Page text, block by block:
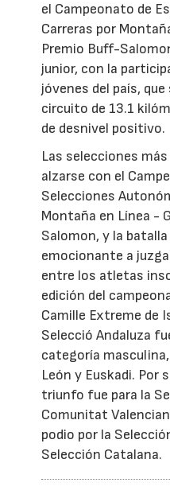
el Campeonato de
Carreras por
Premio Buff-
junior, con la
jóvenes del país,
circuito de 13.1
de desnivel positivo.
Las selecciones
alzarse con el
Selecciones
Montaña en Línea -
Salomon, y la
emocionante a
entre los atletas
edición del
Camille Extreme de
Selecció Andaluza
categoría
León y Euskadi. Por
triunfo fue para la
Comunitat
podio por la
Selección Catalana.